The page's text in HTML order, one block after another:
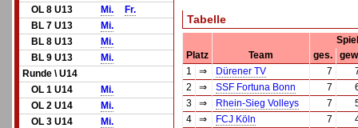
OL 8 U13
Mi.
Fr.
BL 7 U13
Mi.
BL 8 U13
Mi.
BL 9 U13
Mi.
Runde \ U14
OL 1 U14
Mi.
OL 2 U14
Mi.
OL 3 U14
Mi.
Tabelle
Platz
Team ges.
1
⇒ Dürener TV 7
2
⇒ SSF Fortuna Bonn 7
3
⇒ Rhein-Sieg Volleys 7
4
⇒ FCJ Köln 7